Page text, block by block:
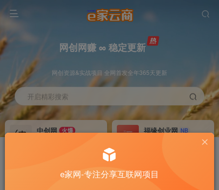
网创网赚 ∞ 稳定更新
网创资源&实战项目 全网首发全年365天更新
开启精彩搜索
中创网 火爆
福缘创业网 NB
永久VIP价值198元
免费下载全站资源
e家网-专注分享互联网项目